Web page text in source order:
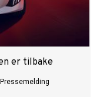
er tilbake
Pressemelding